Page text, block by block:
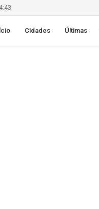
Cidades Últimas